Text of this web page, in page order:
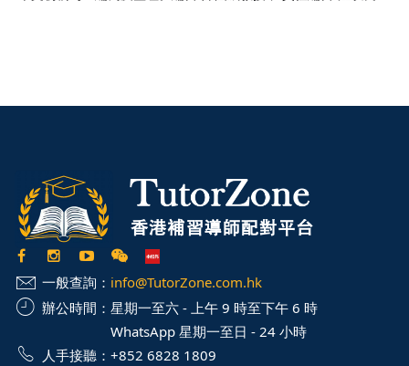
一般查詢： info@TutorZone.com.hk
辦公時間： 星期一至六 - 上午 9 時至下午 6 時
WhatsApp 星期一至日 - 24 小時
人手接聽： +852 6828 1809